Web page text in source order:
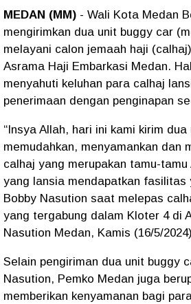
MEDAN (MM) - Wali Kota Medan
mengirimkan dua unit buggy car
melayani calon jemaah haji
Asrama Haji Embarkasi Medan.
menyahuti keluhan para calhaj
penerimaan dengan penginapan
“Insya Allah, hari ini kami kirim
memudahkan, menyamankan dan
calhaj yang merupakan tamu-
yang lansia mendapatkan fasilitas
Bobby Nasution saat melepas
yang tergabung dalam Kloter 4 di
Nasution Medan, Kamis (16/5/
Selain pengiriman dua unit buggy
Nasution, Pemko Medan juga
memberikan kenyamanan bagi